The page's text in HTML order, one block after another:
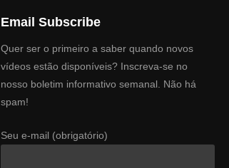
Email Subscribe
Quer ser o primeiro a saber quando novos
vídeos estão disponíveis? Inscreva-se no
nosso boletim informativo semanal. Não há
spam!
Seu e-mail (obrigatório)